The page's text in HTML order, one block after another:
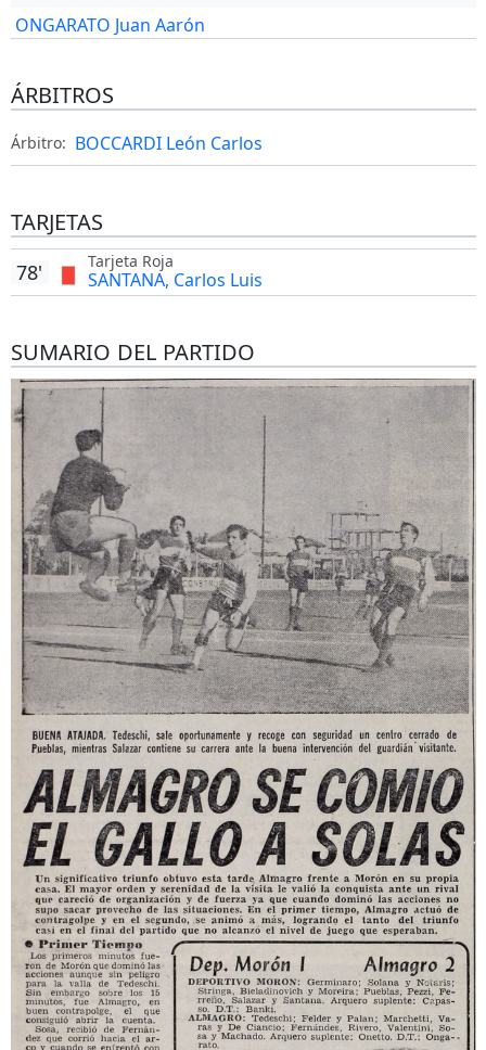
ONGARATO Juan Aarón
ÁRBITROS
Árbitro: BOCCARDI León Carlos
TARJETAS
Tarjeta Roja
SANTANA, Carlos Luis
78'
SUMARIO DEL PARTIDO